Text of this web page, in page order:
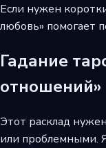
Если нужен
любовь» помогает
Гадание
отношений»
Этот расклад
или проблемными.